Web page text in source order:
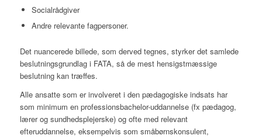
Socialrådgiver
Andre relevante fagpersoner.
Det nuancerede billede, som derved tegnes, styrker det samlede
beslutningsgrundlag i FATA, så de mest hensigstmæssige
beslutning kan træffes.
Alle ansatte som er involveret i den pædagogiske indsats har
som minimum en professionsbachelor-uddannelse (fx pædagog,
lærer og sundhedsplejerske) og ofte med relevant
efteruddannelse, eksempelvis som småbørnskonsulent,